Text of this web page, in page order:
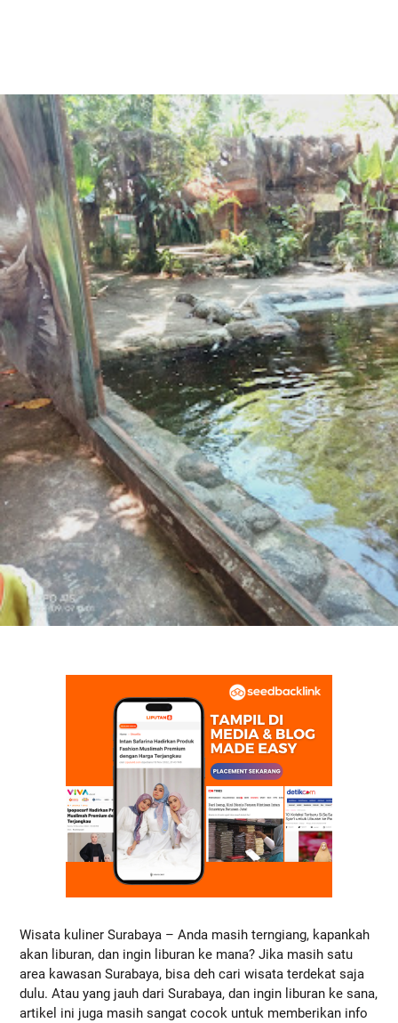
Wisata kuliner Surabaya – Anda masih terngiang, kapankah
akan liburan, dan ingin liburan ke mana? Jika masih satu
area kawasan Surabaya, bisa deh cari wisata terdekat saja
dulu. Atau yang jauh dari Surabaya, dan ingin liburan ke sana,
artikel ini juga masih sangat cocok untuk memberikan info